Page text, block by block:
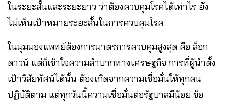
ในระยะสั้นและระยะยาว ว่าต้องควบคุมโรคได้เท่าไร ยัง
ไม่เห็นเป้าหมายระยะสั้นในการควบคุมโรค
ในมุมมองแพทย์ต้องการมาตรการควบคุมสูงสุด คือ ล็อก
ดาวน์ แต่ก็เข้าใจความลำบากทางเศรษฐกิจ การที่ผู้นำตั้ง
เป้าวิสัยทัศน์ได้นั้น ต้องเกิดจากความเชื่อมั่นให้ทุกคน
ปฏิบัติตาม แต่ทุกวันนี้ความเชื่อมั่นต่อรัฐบาลมีน้อย ข้อ